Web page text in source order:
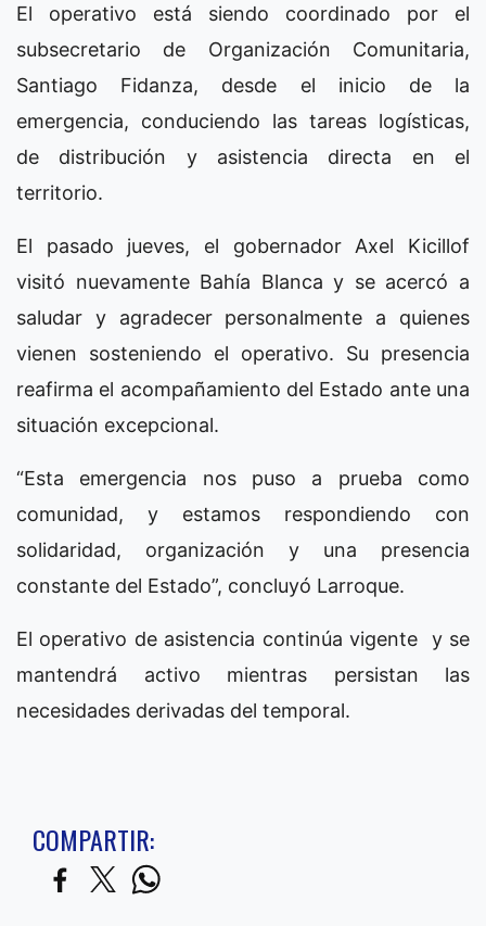
El operativo está siendo coordinado por el
subsecretario de Organización Comunitaria,
Santiago Fidanza, desde el inicio de la
emergencia, conduciendo las tareas logísticas,
de distribución y asistencia directa en el
territorio.
El pasado jueves, el gobernador Axel Kicillof
visitó nuevamente Bahía Blanca y se acercó a
saludar y agradecer personalmente a quienes
vienen sosteniendo el operativo. Su presencia
reafirma el acompañamiento del Estado ante una
situación excepcional.
“Esta emergencia nos puso a prueba como
comunidad, y estamos respondiendo con
solidaridad, organización y una presencia
constante del Estado”, concluyó Larroque.
El operativo de asistencia continúa vigente y se
mantendrá activo mientras persistan las
necesidades derivadas del temporal.
COMPARTIR: